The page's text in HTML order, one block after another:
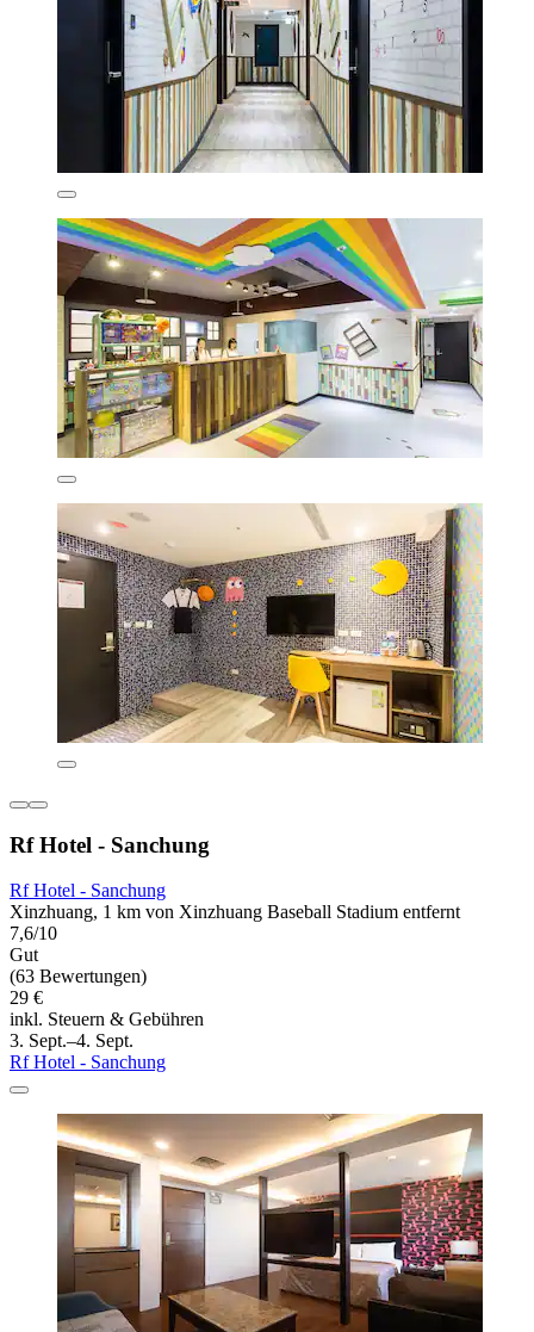
Rf Hotel - Sanchung
Rf Hotel - Sanchung
Xinzhuang, 1 km von Xinzhuang Baseball Stadium entfernt
7,6/10
Gut
(63 Bewertungen)
29 €
inkl. Steuern & Gebühren
3. Sept.–4. Sept.
Rf Hotel - Sanchung